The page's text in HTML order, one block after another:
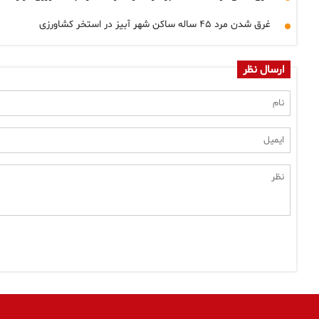
غرق شدن مرد ۴۵ ساله ساکن شهر آبیز در استخر کشاورزی
ارسال نظر